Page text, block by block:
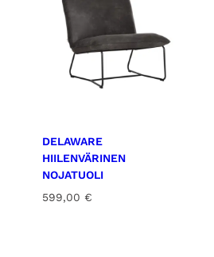
DELAWARE
HIILENVÄRINEN
NOJATUOLI
599,00 €